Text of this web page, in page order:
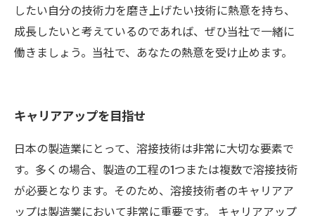
したい自分の技術力を磨き上げたい技術に熱意を持ち、
成長したいと考えているのであれば、ぜひ当社で一緒に
働きましょう。当社で、あなたの熱意を受け止めます。
キャリアアップを目指せ
日本の製造業にとって、溶接技術は非常に大切な要素で
す。多くの場合、製造の工程の1つまたは複数で溶接技術
が必要となります。そのため、溶接技術者のキャリアア
ップは製造業において非常に重要です。 キャリアアップ